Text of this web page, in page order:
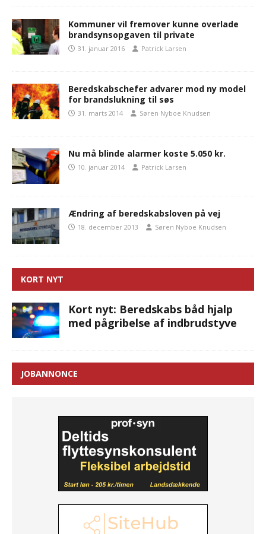
Kommuner vil fremover kunne overlade
brandsynsopgaven til private
31. januar 2016 Patrick Larsen
Beredskabschefer advarer mod ny model
for brandslukning til søs
31. marts 2014 Søren Nyboe Knudsen
Nu må blinde alarmer koste 5.050 kr.
10. januar 2014 Patrick Larsen
Ændring af beredskabsloven på vej
18. december 2013 Søren Nyboe Knudsen
KORT NYT
Kort nyt: Beredskabs båd hjalp
med pågribelse af indbrudstyve
JOBANNONCE